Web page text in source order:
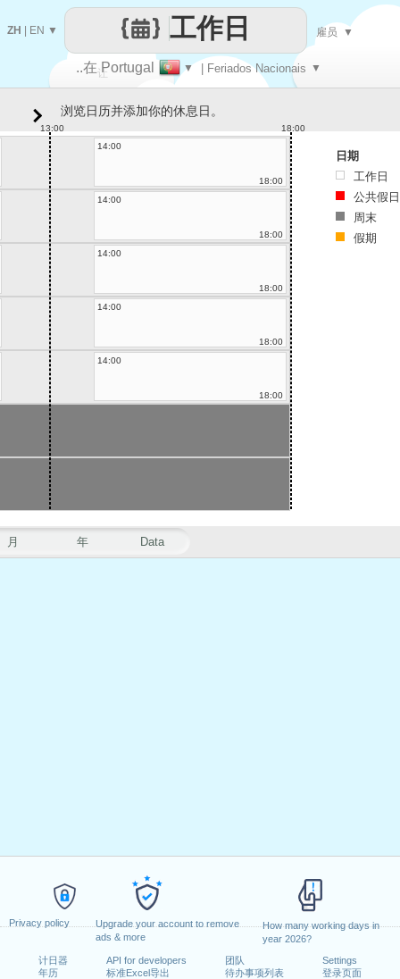
Privacy policy
Upgrade your account to remove
ads & more
How many working days in
year 2026?
计日器
年历
API for developers
标准Excel导出
团队
待办事项列表
Settings
登录页面
让
每一天
..在 Portugal ▼ | Feriados Nacionais ▼
工作日
ZH EN ▼ 雇员 ▼
月 年 Data
浏览日历并添加你的休息日。
13:00
18:00
14:00
18:00
14:00
18:00
14:00
18:00
14:00
18:00
14:00
18:00
日期
工作日
公共假日
周末
假期